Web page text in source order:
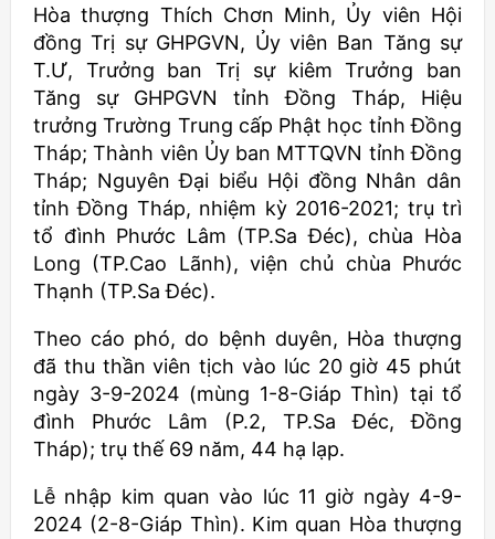
Hòa thượng Thích Chơn Minh, Ủy viên Hội
đồng Trị sự GHPGVN, Ủy viên Ban Tăng sự
T.Ư, Trưởng ban Trị sự kiêm Trưởng ban
Tăng sự GHPGVN tỉnh Đồng Tháp, Hiệu
trưởng Trường Trung cấp Phật học tỉnh Đồng
Tháp; Thành viên Ủy ban MTTQVN tỉnh Đồng
Tháp; Nguyên Đại biểu Hội đồng Nhân dân
tỉnh Đồng Tháp, nhiệm kỳ 2016-2021; trụ trì
tổ đình Phước Lâm (TP.Sa Đéc), chùa Hòa
Long (TP.Cao Lãnh), viện chủ chùa Phước
Thạnh (TP.Sa Đéc).
Theo cáo phó, do bệnh duyên, Hòa thượng
đã thu thần viên tịch vào lúc 20 giờ 45 phút
ngày 3-9-2024 (mùng 1-8-Giáp Thìn) tại tổ
đình Phước Lâm (P.2, TP.Sa Đéc, Đồng
Tháp); trụ thế 69 năm, 44 hạ lạp.
Lễ nhập kim quan vào lúc 11 giờ ngày 4-9-
2024 (2-8-Giáp Thìn). Kim quan Hòa thượng